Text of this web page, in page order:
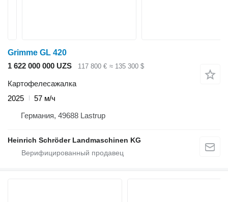
Grimme GL 420
1 622 000 000 UZS
117 800 € ≈ 135 300 $
Картофелесажалка
2025
57 м/ч
Германия, 49688 Lastrup
Heinrich Schröder Landmaschinen KG